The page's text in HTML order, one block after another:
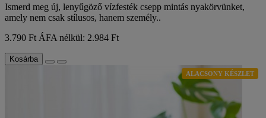
Ismerd meg új, lenyűgöző vízfesték csepp mintás nyakörvünket,
amely nem csak stílusos, hanem személy..
3.790 Ft ÁFA nélkül: 2.984 Ft
Kosárba
ALACSONY KÉSZLET